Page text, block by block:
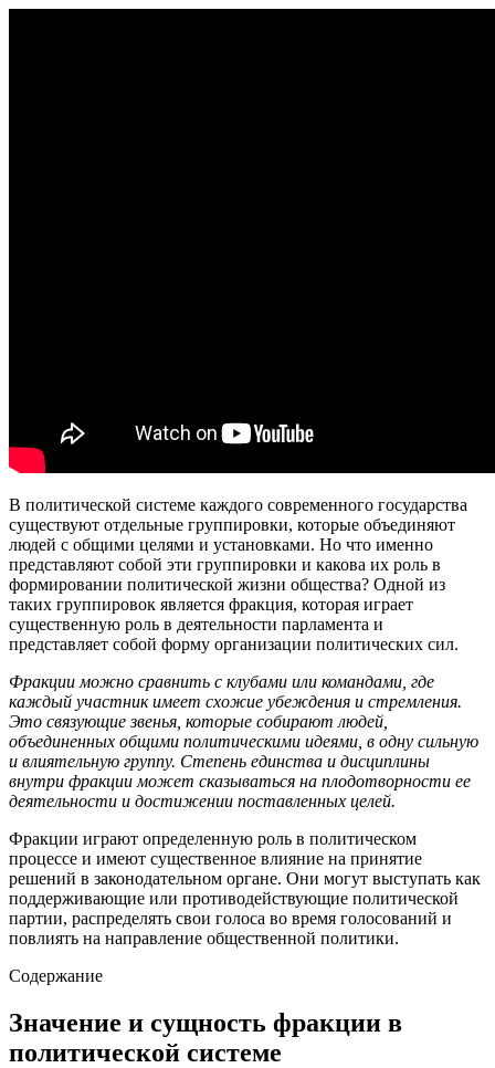
В политической системе каждого современного государства
существуют отдельные группировки, которые объединяют
людей с общими целями и установками. Но что именно
представляют собой эти группировки и какова их роль в
формировании политической жизни общества? Одной из
таких группировок является фракция, которая играет
существенную роль в деятельности парламента и
представляет собой форму организации политических сил.
Фракции можно сравнить с клубами или командами, где
каждый участник имеет схожие убеждения и стремления.
Это связующие звенья, которые собирают людей,
объединенных общими политическими идеями, в одну сильную
и влиятельную группу. Степень единства и дисциплины
внутри фракции может сказываться на плодотворности ее
деятельности и достижении поставленных целей.
Фракции играют определенную роль в политическом
процессе и имеют существенное влияние на принятие
решений в законодательном органе. Они могут выступать как
поддерживающие или противодействующие политической
партии, распределять свои голоса во время голосований и
повлиять на направление общественной политики.
Содержание
Значение и сущность фракции в
политической системе